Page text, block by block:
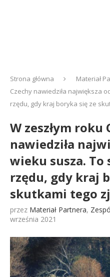
Strona główna Materiał
Czechy nawiedziła największa
rzędu, gdy kraj boryka się ze
W zeszłym roku
nawiedziła
wieku susza. To
rzędu, gdy kraj
skutkami tego
przez Materiał Partnera,
września 2021